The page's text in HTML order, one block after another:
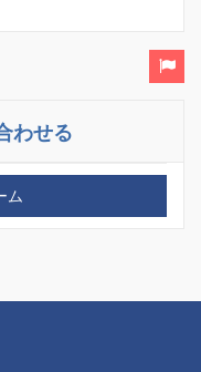
わせる
ム